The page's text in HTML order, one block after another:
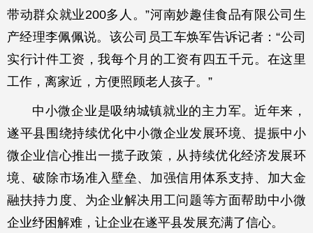
带动群众就业200多人。”河南妙趣佳食品有限公司生
产经理李佩佩说。该公司员工车焕军告诉记者：“公司
实行计件工资，我每个月的工资有四五千元。在这里
工作，离家近，方便照顾老人孩子。”
中小微企业是吸纳城镇就业的主力军。近年来，
遂平县围绕持续优化中小微企业发展环境、提振中小
微企业信心推出一揽子政策，从持续优化经济发展环
境、破除市场准入壁垒、加强信用体系支持、加大金
融扶持力度、为企业解决用工问题等方面帮助中小微
企业纾困解难，让企业在遂平县发展充满了信心。